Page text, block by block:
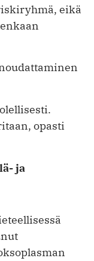
eikä
opasti
ja